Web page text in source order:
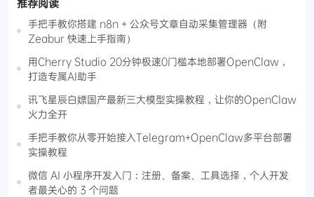
手把手教你搭建 n8n + 公众号文章自动采集管理器（附
Zeabur 快速上手指南）
用Cherry Studio 20分钟极速0门槛本地部署OpenClaw，
打造专属AI助手
讯飞星辰白嫖国产最新三大模型实操教程，让你的OpenClaw
火力全开
手把手教你从零开始接入Telegram+OpenClaw多平台部署
实操教程
微信 AI 小程序开发入门：注册、备案、工具选择，个人开发
者最关心的 3 个问题